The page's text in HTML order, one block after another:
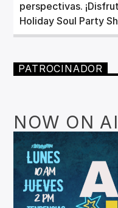
perspectivas.
Holiday Soul Party
PATROCINADOR
NOW ON